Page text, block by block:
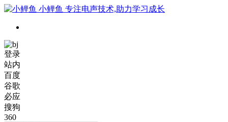
小鲤鱼 专注电声技术,助力学习成长
登录
站内
百度
谷歌
必应
搜狗
360